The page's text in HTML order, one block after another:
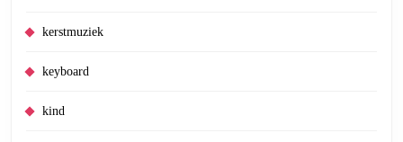
kerstmuziek
keyboard
kind